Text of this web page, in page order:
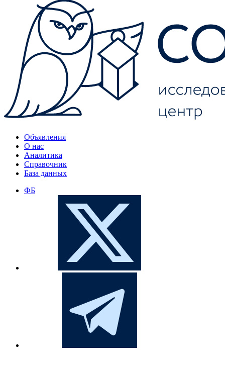
Объявления
О нас
Аналитика
Справочник
База данных
ФБ